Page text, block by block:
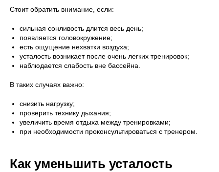
Стоит обратить внимание, если:
сильная сонливость длится весь день;
появляется головокружение;
есть ощущение нехватки воздуха;
усталость возникает после очень легких тренировок;
наблюдается слабость вне бассейна.
В таких случаях важно:
снизить нагрузку;
проверить технику дыхания;
увеличить время отдыха между тренировками;
при необходимости проконсультироваться с тренером.
Как уменьшить усталость